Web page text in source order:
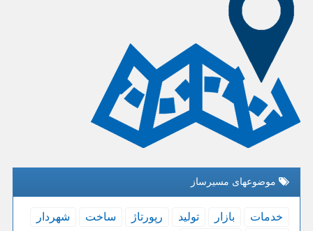
موضوعهای مسیرساز
خدمات بازار تولید رپورتاژ ساخت
شهردار